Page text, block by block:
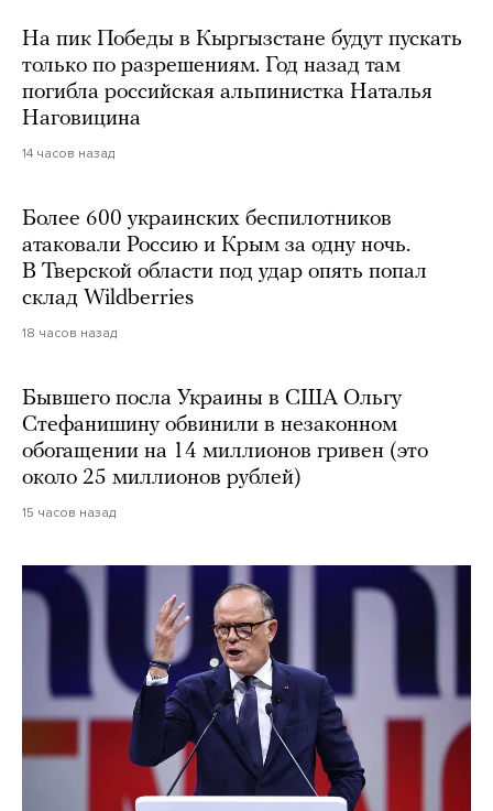
На пик Победы в Кыргызстане будут пускать
только по разрешениям. Год назад там
погибла российская альпинистка Наталья
Наговицина
14 часов назад
Более 600 украинских беспилотников
атаковали Россию и Крым за одну ночь.
В Тверской области под удар опять попал
склад Wildberries
18 часов назад
Бывшего посла Украины в США Ольгу
Стефанишину обвинили в незаконном
обогащении на 14 миллионов гривен (это
около 25 миллионов рублей)
15 часов назад